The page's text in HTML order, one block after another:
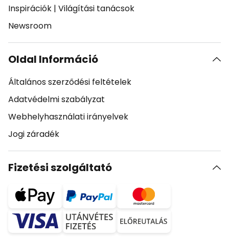
Inspirációk | Világítási tanácsok
Newsroom
Oldal Információ
Általános szerződési feltételek
Adatvédelmi szabályzat
Webhelyhasználati irányelvek
Jogi záradék
Fizetési szolgáltató